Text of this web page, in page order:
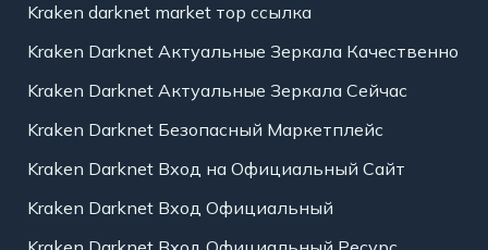
Kraken darknet market тор ссылка
Kraken Darknet Актуальные Зеркала Качественно
Kraken Darknet Актуальные Зеркала Сейчас
Kraken Darknet Безопасный Маркетплейс
Kraken Darknet Вход на Официальный Сайт
Kraken Darknet Вход Официальный